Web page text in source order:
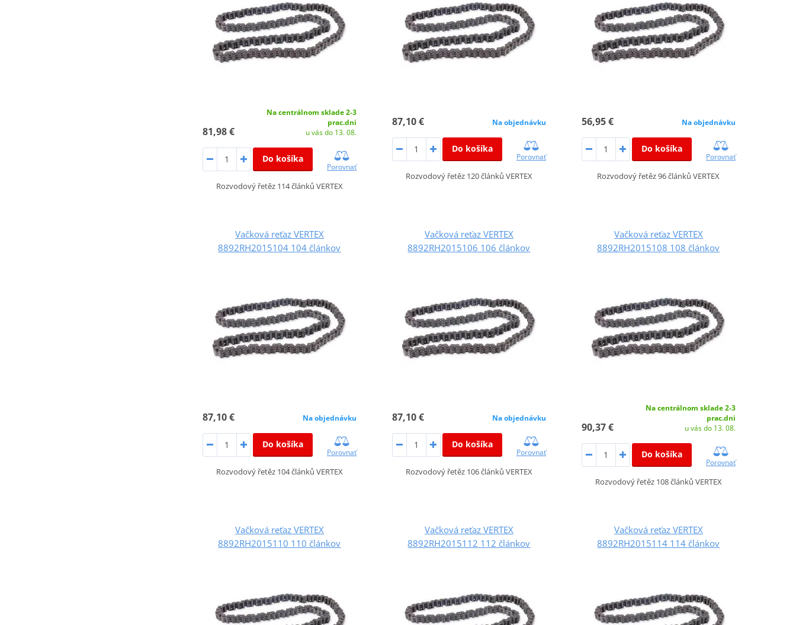
81,98 €
Na centrálnom sklade 2-3
prac.dni
u vás do 13. 08.
Do košíka
Porovnať
Rozvodový řetěz 114 článků VERTEX
87,10 € Na objednávku
Do košíka
Porovnať
Rozvodový řetěz 120 článků VERTEX
56,95 € Na objednávku
Do košíka
Porovnať
Rozvodový řetěz 96 článků VERTEX
Vačková reťaz VERTEX
8892RH2015104 104 článkov
87,10 € Na objednávku
Do košíka
Porovnať
Rozvodový řetěz 104 článků VERTEX
Vačková reťaz VERTEX
8892RH2015106 106 článkov
87,10 € Na objednávku
Do košíka
Porovnať
Rozvodový řetěz 106 článků VERTEX
Vačková reťaz VERTEX
8892RH2015108 108 článkov
90,37 €
Na centrálnom sklade 2-3
prac.dni
u vás do 13. 08.
Do košíka
Porovnať
Rozvodový řetěz 108 článků VERTEX
Vačková reťaz VERTEX
8892RH2015110 110 článkov
Vačková reťaz VERTEX
8892RH2015112 112 článkov
Vačková reťaz VERTEX
8892RH2015114 114 článkov